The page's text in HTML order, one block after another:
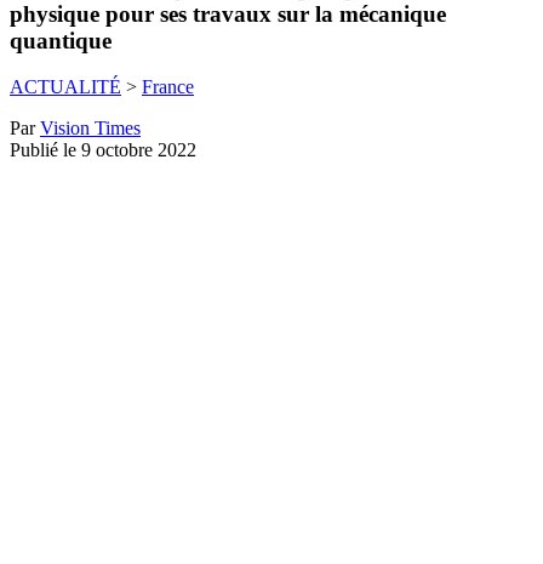
physique pour ses travaux sur la mécanique
quantique
ACTUALITÉ > France
ParVision Times
Publié le 9 octobre 2022